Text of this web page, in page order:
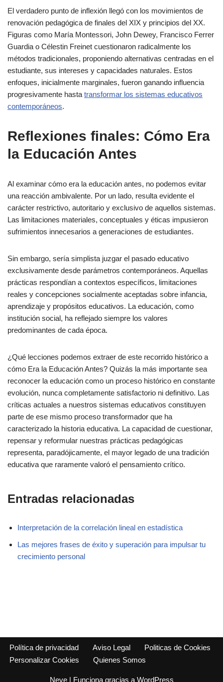
El verdadero punto de inflexión llegó con los movimientos de
renovación pedagógica de finales del XIX y principios del XX.
Figuras como María Montessori, John Dewey, Francisco Ferrer
Guardia o Célestin Freinet cuestionaron radicalmente los
métodos tradicionales, proponiendo alternativas centradas en el
estudiante, sus intereses y capacidades naturales. Estos
enfoques, inicialmente marginales, fueron ganando influencia
progresivamente hasta transformar los sistemas educativos
contemporáneos.
Reflexiones finales: Cómo Era
la Educación Antes
Al examinar cómo era la educación antes, no podemos evitar
una reacción ambivalente. Por un lado, resulta evidente el
carácter restrictivo, autoritario y exclusivo de aquellos sistemas.
Las limitaciones materiales, conceptuales y éticas impusieron
sufrimientos innecesarios a generaciones de estudiantes.
Sin embargo, sería simplista juzgar el pasado educativo
exclusivamente desde parámetros contemporáneos. Aquellas
prácticas respondían a contextos específicos, limitaciones
reales y concepciones socialmente aceptadas sobre infancia,
aprendizaje y propósitos educativos. La educación, como
institución social, ha reflejado siempre los valores
predominantes de cada época.
¿Qué lecciones podemos extraer de este recorrido histórico a
cómo Era la Educación Antes? Quizás la más importante sea
reconocer la educación como un proceso histórico en constante
evolución, nunca completamente satisfactorio ni definitivo. Las
críticas actuales a nuestros sistemas educativos constituyen
parte de ese mismo proceso transformador que ha
caracterizado la historia educativa. La capacidad de cuestionar,
repensar y reformular nuestras prácticas pedagógicas
representa, paradójicamente, el mayor legado de una tradición
educativa que raramente valoró el pensamiento crítico.
Entradas relacionadas
Interpretación de la correlación lineal en estadística
Las mejores frases de éxito y superación para impulsar tu
crecimiento personal
Política de privacidad Aviso Legal
Politicas de Cookies
Personalizar Cookies
Quienes Somos
Neve| Funciona gracias a WordPress